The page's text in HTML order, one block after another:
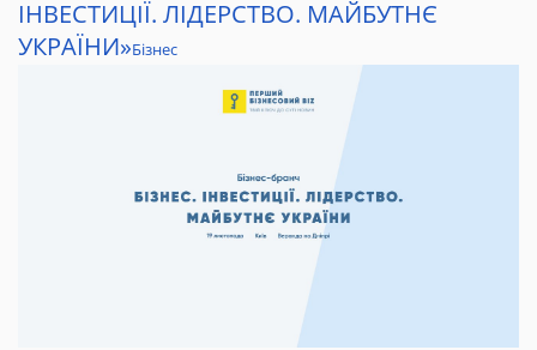
ІНВЕСТИЦІЇ. ЛІДЕРСТВО. МАЙБУТНЄ
УКРАЇНИ»Бізнес